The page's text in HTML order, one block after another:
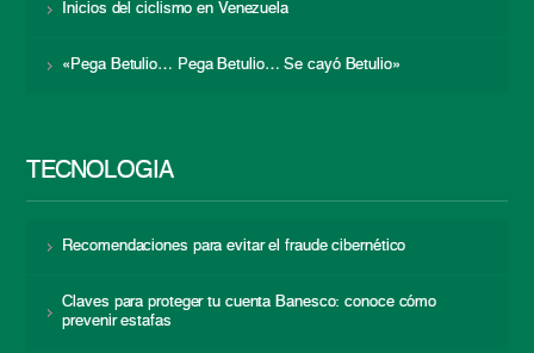
Inicios del ciclismo en Venezuela
«Pega Betulio… Pega Betulio… Se cayó Betulio»
TECNOLOGÍA
Recomendaciones para evitar el fraude cibernético
Claves para proteger tu cuenta Banesco: conoce cómo
prevenir estafas